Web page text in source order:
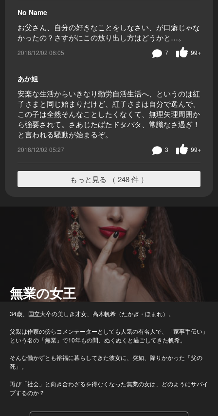
No Name
お父さん、自分の好きなことをしなさい、が口癖じゃな
かったの？さすがにこの放り出し方はどうかと…。
2018/12/02 06:05 99+
7
あか姐
安楽な生活からいきなり勤労自活生活へ、というのは紅
子さまと同じ始まりだけど、紅子さまは自分で選んで、
この子は全然そんなことしたくなくて、無理矢理周囲か
ら強要されて。さあじたばたドタバタ、常識なさ過ぎ！
と言われる騒動が始まるぞ。
2018/12/02 05:27 99+
3
もっと見る （ 248 件 ）
無業の女王
34歳、国立大卒の美しき才女、高木帆希（たかぎ・ほまれ）。
父親は作家の傍らコメンテーターとしても人気の有名人で、「家事手伝い」
という名の「無業」で10年もの間、ぬくぬくと過ごしてきた帆希。
そんな働かずとも裕福に暮らしてきた彼女に、突如、降りかかった「父の
死」。
再び「社会」と向き合わざるを得なくなった無業の女は、どのようにサバイ
ブするのか？